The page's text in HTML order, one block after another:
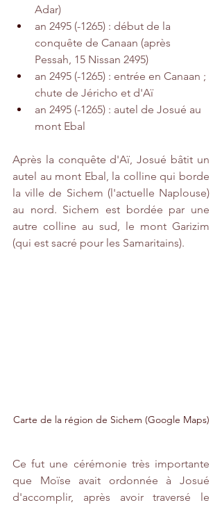
Adar)
an 2495 (-1265) : début de la
conquête de Canaan (après
Pessah, 15 Nissan 2495)
an 2495 (-1265) : entrée en Canaan ;
chute de Jéricho et d'Aï
an 2495 (-1265) : autel de Josué au
mont Ebal
Après la conquête d'Aï, Josué bâtit un
autel au mont Ebal, la colline qui borde
la ville de Sichem (l'actuelle Naplouse)
au nord. Sichem est bordée par une
autre colline au sud, le mont Garizim
(qui est sacré pour les Samaritains).
Carte de la région de Sichem (Google Maps)
Ce fut une cérémonie très importante
que Moïse avait ordonnée à Josué
d'accomplir, après avoir traversé le